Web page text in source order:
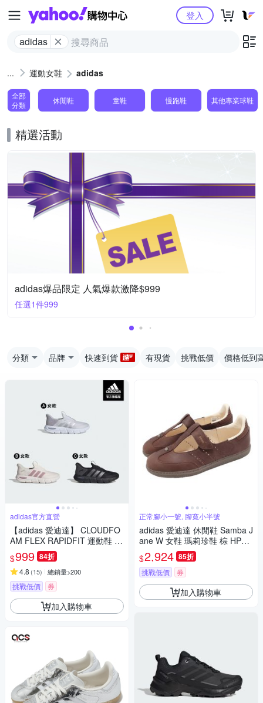
Yahoo購物中心
adidas
登入
運動女鞋 adidas
全部
分類
休閒鞋 童鞋 慢跑鞋 其他專業球鞋
精選活動
adidas爆品限定 人氣爆款激降$999
任選1件999
分類 品牌 快速到貨 有現貨 挑戰低價 價格低到
adidas官方直營
【adidas 愛迪達】 CLOUDFO
AM FLEX RAPIDFIT 運動鞋 男
鞋/女鞋 (多款任選)
$999 84折
4.8 (15) 總銷量>200
挑戰低價 券
加入購物車
正常腳小一號, 腳寬小半號
adidas 愛迪達 休閒鞋 Samba J
ane W 女鞋 瑪莉珍鞋 棕 HP71
30
$2,924 85折
挑戰低價 券
加入購物車